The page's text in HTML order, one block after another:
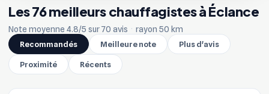
Les 76 meilleurs chauffagistes à Éclance
Note moyenne 4.8/5 sur 70 avis · rayon 50 km
Recommandés
Meilleure note Plus d'avis
Proximité Récents